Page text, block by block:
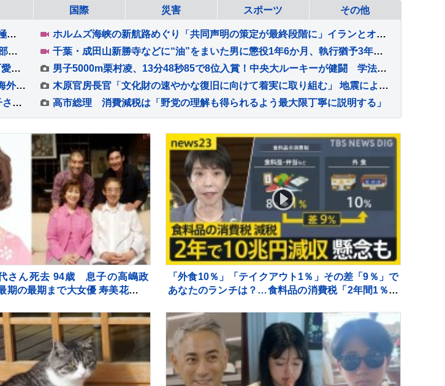
国際 災害 スポーツ その他
【熊本地震】9人死亡の日本製紙社長が会見…煙突折れ事務所に落下「極めて重く受け止め」 八代市などで続く断水解消のカギは“配水管”【news23】
ホルムズ海峡の新航路めぐり「共同声明の策定が最終段階に」イランとオマーンの協議 モジタバ師の承認待ち
W杯敗退の韓国 サッカー協会に家宅捜索 “前監督選任”で不当介入か 内部資料などを押収し解析へ 李大統領も「身内重視の人事の失敗だ」と痛烈批判
千葉・成田山新勝寺などに“油”をまいた男に懲役1年6か月、執行猶予3年の有罪判決 千葉地裁
キッチンで作業中、ふと足元を見た結果→寝ている赤ちゃんに犬が…可愛いが渋滞している『尊い光景』が14万再生「カチューシャみたいｗ」と絶賛
男子5000m栗村凌、13分48秒85で8位入賞！中央大ルーキーが健闘 学法石川時代の“同僚”早大・増子陽太は欠場【U20世界陸上】
【 市川團十郎 】「仲良くて 本当に助かります、、」子どもたちと〝海外の南国リゾート〟で過ごす夏休み 「移動です」次なる滞在場所へ
木原官房長官「文化財の速やかな復旧に向けて着実に取り組む」 地震により熊本城跡など79件の文化財に被害
原動力は「“自分の声”で伝えたい」との思い 89歳の被爆者・八幡照子さんが英語とAIで継ぐ原子爆弾の記憶 被爆から81年 広島「原爆の日」
高市総理 消費減税は「野党の理解も得られるよう最大限丁寧に説明する」
さん死去 94歳 息子の高嶋政
期の最期まで大女優 寿美花代だ
「外食10％」「テイクアウト1％」その差「9％」で
あなたのランチは？…食料品の消費税「2年間1％」